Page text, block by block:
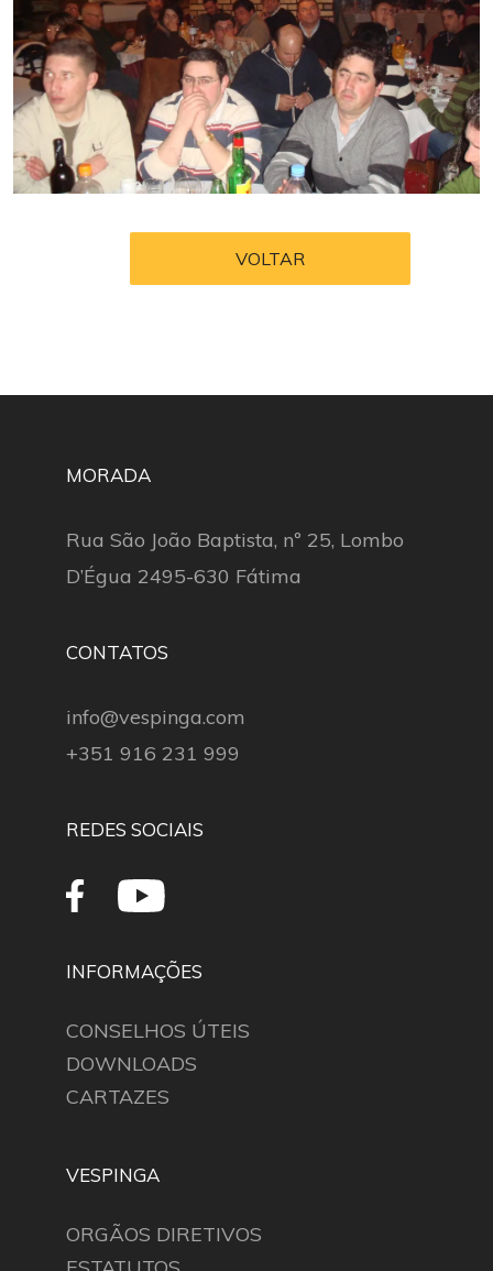
VOLTAR
MORADA
Rua São João Baptista, nº 25, Lombo
D’Égua 2495-630 Fátima
CONTATOS
info@vespinga.com
+351 916 231 999
REDES SOCIAIS
INFORMAÇÕES
CONSELHOS ÚTEIS
DOWNLOADS
CARTAZES
VESPINGA
ORGÃOS DIRETIVOS